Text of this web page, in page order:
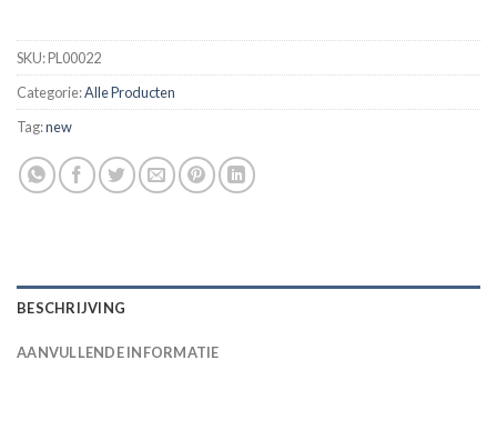
SKU:PL00022
Categorie:Alle Producten
Tag:new
BESCHRIJVING
AANVULLENDE INFORMATIE